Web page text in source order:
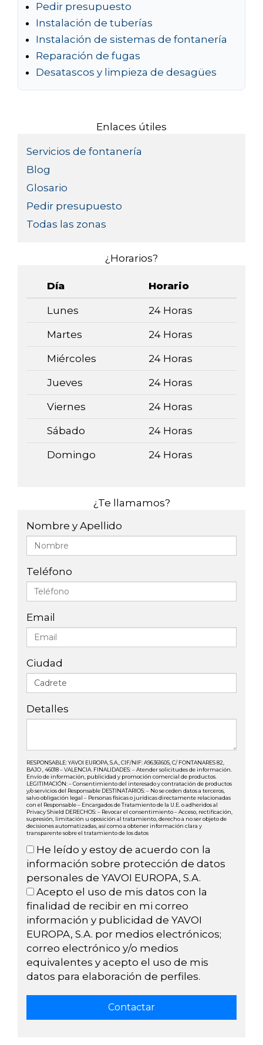
Pedir presupuesto
Instalación de tuberías
Instalación de sistemas de fontanería
Reparación de fugas
Desatascos y limpieza de desagües
Enlaces útiles
Servicios de fontanería
Blog
Glosario
Pedir presupuesto
Todas las zonas
¿Horarios?
Día Horario
Lunes 24 Horas
Martes 24 Horas
Miércoles 24 Horas
Jueves 24 Horas
Viernes 24 Horas
Sábado 24 Horas
Domingo 24 Horas
¿Te llamamos?
Nombre y Apellido
Teléfono
Email
Ciudad
Detalles
RESPONSABLE: YAVOI EUROPA, S.A., CIF/NIF: A96361605, C/ FONTANARES 82,
BAJO , 46018 – VALENCIA. FINALIDADES: – Atender solicitudes de información.
Envío de información, publicidad y promoción comercial de productos.
LEGITIMACIÓN: – Consentimiento del interesado y contratación de productos
y/o servicios del Responsable DESTINATARIOS: – No se ceden datos a terceros,
salvo obligación legal – Personas físicas o jurídicas directamente relacionadas
con el Responsable – Encargados de Tratamiento de la U.E. o adheridos al
Privacy Shield DERECHOS: – Revocar el consentimiento – Acceso, rectificación,
supresión, limitación u oposición al tratamiento, derecho a no ser objeto de
decisiones automatizadas, así como a obtener información clara y
transparente sobre el tratamiento de los datos
He leído y estoy de acuerdo con la
información sobre protección de datos
personales de YAVOI EUROPA, S.A.
Acepto el uso de mis datos con la
finalidad de recibir en mi correo
información y publicidad de YAVOI
EUROPA, S.A. por medios electrónicos;
correo electrónico y/o medios
equivalentes y acepto el uso de mis
datos para elaboración de perfiles.